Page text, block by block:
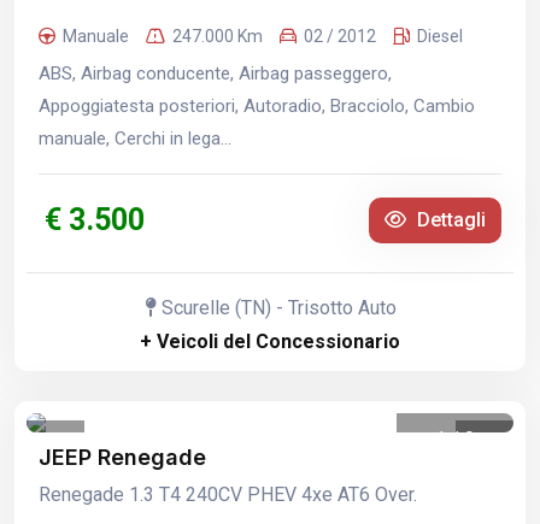
Manuale 247.000 Km 02 / 2012 Diesel
ABS, Airbag conducente, Airbag passeggero,
Appoggiatesta posteriori, Autoradio, Bracciolo, Cambio
manuale, Cerchi in lega...
€ 3.500 Dettagli
Scurelle (TN) - Trisotto Auto
+ Veicoli del Concessionario
1 /9
JEEP Renegade
Renegade 1.3 T4 240CV PHEV 4xe AT6 Over.